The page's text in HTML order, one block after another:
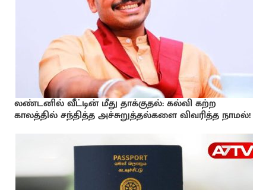
லண்டனில் வீட்டின் மீது தாக்குதல்: கல்வி கற்ற
காலத்தில் சந்தித்த அச்சுறுத்தல்களை விவரித்த நாமல்!